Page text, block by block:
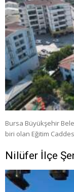
Bursa Büyükşehir
biri olan Eğitim
Nilüfer İlçe